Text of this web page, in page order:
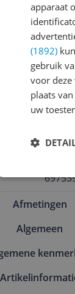
nu
07-
Afmetingen
Algemeen
apparaat
(1892)
gebruik
voor deze
plaats
uw